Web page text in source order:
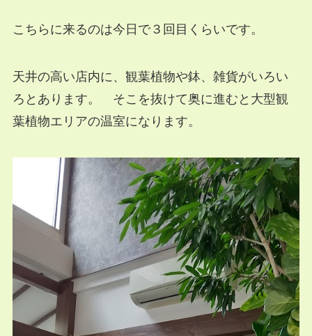
こちらに来るのは今日で３回目くらいです。
天井の高い店内に、観葉植物や鉢、雑貨がいろい
ろとあります。 そこを抜けて奥に進むと大型観
葉植物エリアの温室になります。